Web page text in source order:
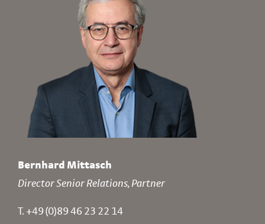
Bernhard Mittasch
Director Senior Relations, Partner
T. +49 (0)89 46 23 22 14